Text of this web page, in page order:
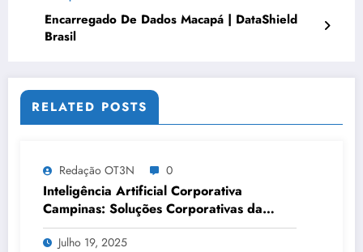
Encarregado De Dados Macapá | DataShield
Brasil
RELATED POSTS
Redação OT3N 0
Inteligência Artificial Corporativa
Campinas: Soluções Corporativas da
OT3N Brasil – Guia 3083
Julho 19, 2025